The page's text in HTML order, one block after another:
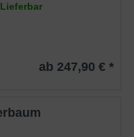
Lieferbar
ab 247,90 € *